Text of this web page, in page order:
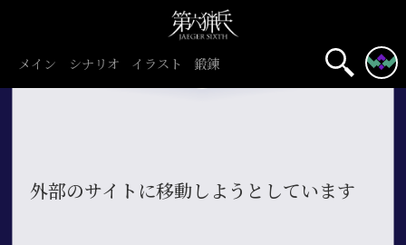
メイン シナリオ イラスト 鍛錬
外部のサイトに移動しようとしています